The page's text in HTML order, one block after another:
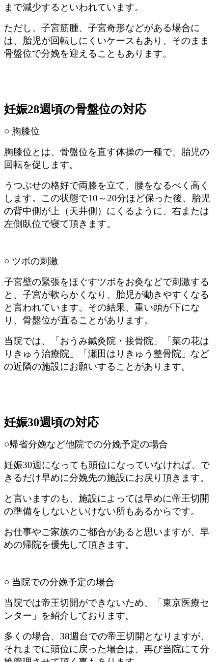
まで減少するといわれています。
ただし、子宮筋腫、子宮奇形などがある場合に
は、胎児が回転しにくいケースもあり、そのまま
骨盤位で分娩を迎えることもあります。
妊娠28週頃の骨盤位の対応
○ 胸膝位
胸膝位とは、骨盤位を直す体操の一種で、胎児の
回転を促します。
うつぶせの格好で両膝を立て、腰をなるべく高く
します。この状態で10～20分ほど保った後、胎児
の背中側が上（天井側）にくるように、右または
左側臥位で寝て頂きます。
○ ツボの刺激
子宮壁の緊張をほぐすツボをお灸などで刺激する
と、子宮が軟らかくなり、胎児が動きやすくなる
と言われています。その結果、重い頭が下にな
り、骨盤位が直ることがあります。
当院では、「おうみ鍼灸院・接骨院」「菜の花は
りきゅう治療院」「瀬田はりきゅう整骨院」など
の近隣の施設にお願いすることがあります。
妊娠30週頃の対応
○帰省分娩など他院での分娩予定の場合
妊娠30週になっても頭位になっていなければ、で
きるだけ早めに分娩先の施設にお戻り頂きます。
と言いますのも、施設によっては早めに帝王切開
の準備をしないといけない所もあるからです。
お仕事やご家族のご都合があると思いますが、早
めの帰院を優先して頂きます。
○ 当院での分娩予定の場合
当院では帝王切開ができないため、「東京医療セ
ンター」を紹介しております。
多くの場合、38週台での帝王切開となりますが、
それまでに頭位に戻った場合は、再び当院にて分